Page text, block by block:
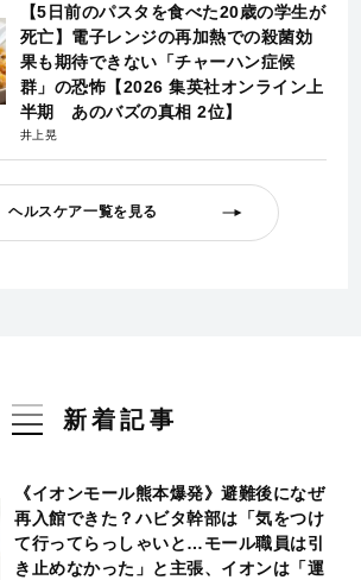
【5日前のパスタを食べた20歳の学生が
死亡】電子レンジの再加熱での殺菌効
果も期待できない「チャーハン症候
群」の恐怖【2026 集英社オンライン上
半期 あのバズの真相 2位】
井上晃
ヘルスケア一覧を見る
新着記事
《イオンモール熊本爆発》避難後になぜ
再入館できた？ハビタ幹部は「気をつけ
て行ってらっしゃいと…モール職員は引
き止めなかった」と主張、イオンは「運